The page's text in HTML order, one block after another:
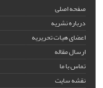
صفحه اصلی
درباره نشریه
اعضای هیات تحریریه
ارسال مقاله
تماس با ما
نقشه سایت